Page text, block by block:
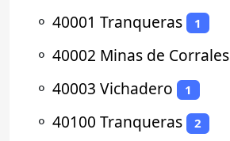
⚬ 40001 Tranqueras 1
⚬ 40002 Minas de Corrales
⚬ 40003 Vichadero 1
⚬ 40100 Tranqueras 2